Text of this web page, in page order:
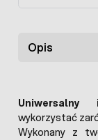
Opis
Uniwersalny
wykorzystać
Wykonany z